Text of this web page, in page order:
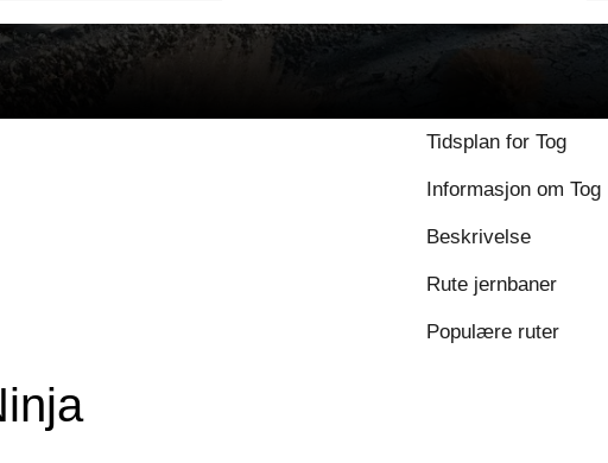
Tidsplan for Tog
Informasjon om Tog
Beskrivelse
Rute jernbaner
Populære ruter
9.6 / 10